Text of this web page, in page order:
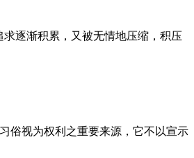
逐渐积累，又被无情地压缩，积压
俗视为权利之重要来源，它不以宣示